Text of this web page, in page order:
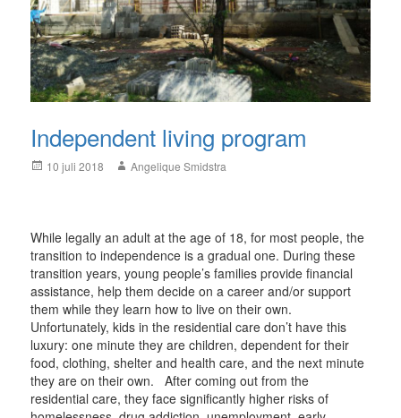
Independent living program
Posted
10 juli 2018 Author
Angelique Smidstra
While legally an adult at the age of 18, for most people, the
transition to independence is a gradual one. During these
transition years, young people’s families provide financial
assistance, help them decide on a career and/or support
them while they learn how to live on their own.
Unfortunately, kids in the residential care don’t have this
luxury: one minute they are children, dependent for their
food, clothing, shelter and health care, and the next minute
they are on their own.
After coming out from the
residential care, they face significantly higher risks of